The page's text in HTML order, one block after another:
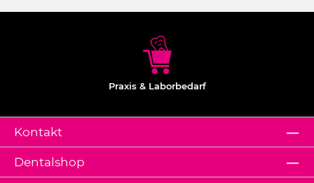
Praxis & Laborbedarf
Kontakt
Dentalshop